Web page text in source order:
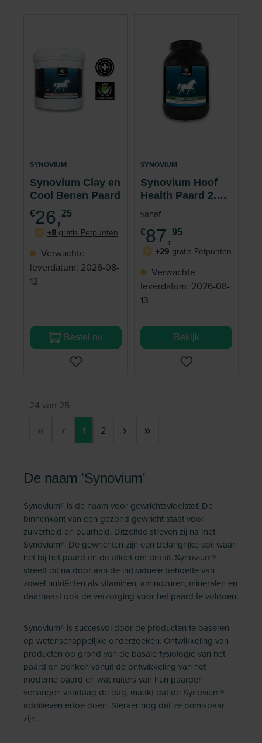
SYNOVIUM
Synovium Clay en
Cool Benen Paard
€26, 25
P
+8 gratis Petpunten
Verwachte
leverdatum: 2026-08-
13
Bestel nu
SYNOVIUM
Synovium Hoof
Health Paard 2.5
vanaf
€87, 95
P
+29 gratis Petpunten
Verwachte
leverdatum: 2026-08-
13
Bekijk
Pagina
1 Pagina
2
24 van 25
De naam 'Synovium'
Synovium® is de naam voor gewrichtsvloeistof. De
binnenkant van een gezond gewricht staat voor
zuiverheid en puurheid. Ditzelfde streven zij na met
Synovium®. De gewrichten zijn een belangrijke spil waar
het bij het paard en de atleet om draait. Synovium®
streeft dit na door aan de individuele behoefte van
zowel nutriënten als vitaminen, aminozuren, mineralen en
daarnaast ook de verzorging voor het paard te voldoen.
Synovium® is succesvol door de producten te baseren
op wetenschappelijke onderzoeken. Ontwikkeling van
producten op grond van de basale fysiologie van het
paard en denken vanuit de ontwikkeling van het
moderne paard en wat ruiters van hun paarden
verlangen vandaag de dag, maakt dat de Synovium®
additieven ertoe doen. Sterker nog dat ze onmisbaar
zijn.